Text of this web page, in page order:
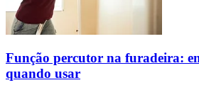
Função percutor na furadeira:
quando usar